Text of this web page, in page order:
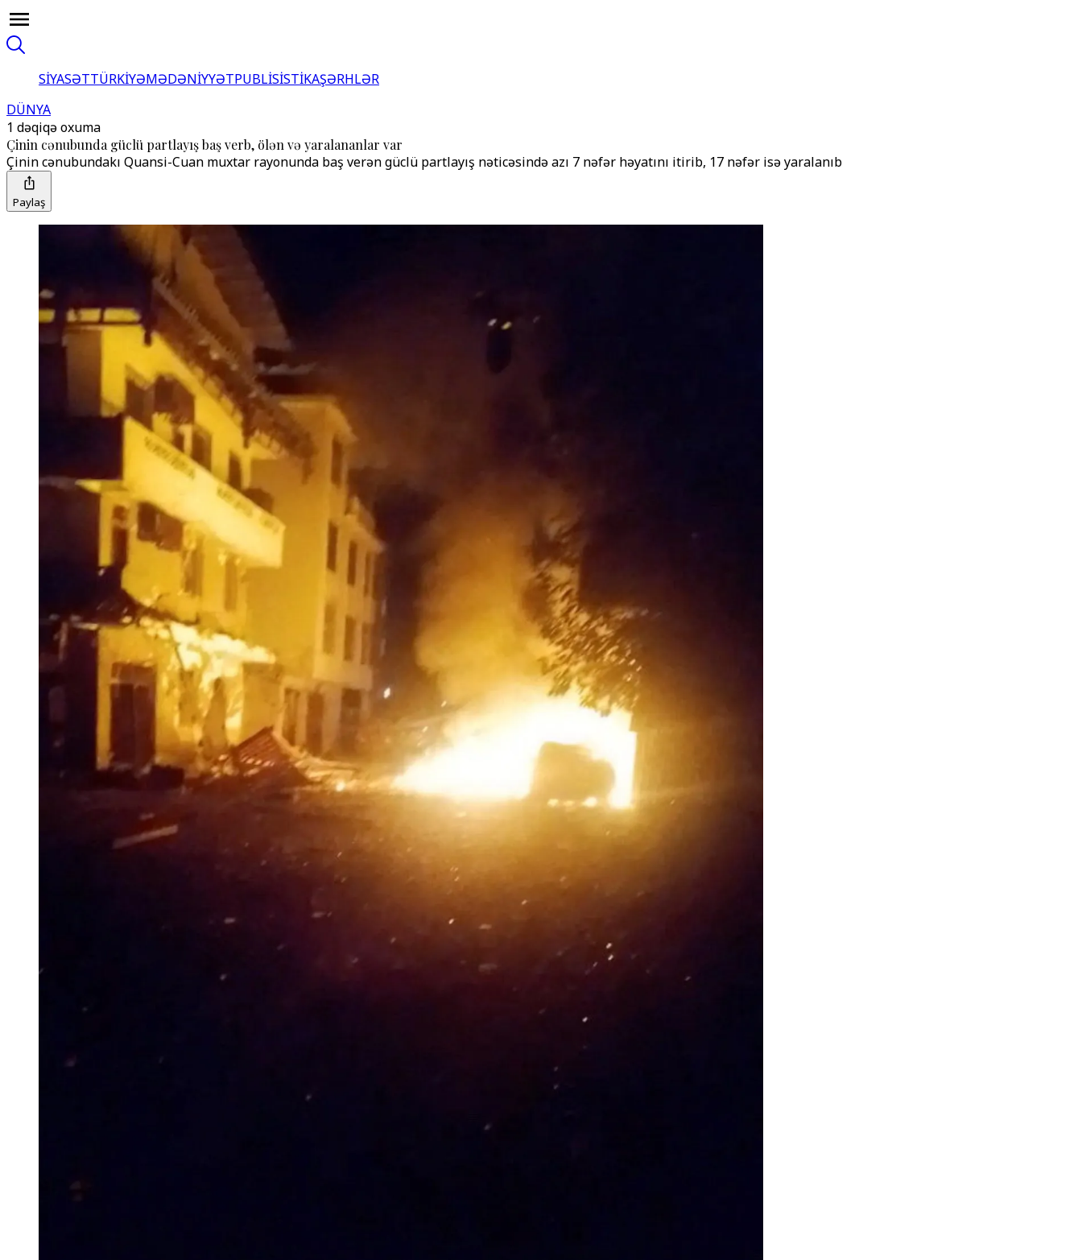
SİYASƏTTÜRKİYƏMƏDƏNİYYƏTPUBLİSİSTİKAŞƏRHLƏR
DÜNYA
1 dəqiqə oxuma
Çinin cənubunda güclü partlayış baş verb, ölən və yaralananlar var
Çinin cənubundakı Quansi-Cuan muxtar rayonunda baş verən güclü partlayış nəticəsində azı 7 nəfər həyatını itirib, 17 nəfər isə yaralanıb
Paylaş